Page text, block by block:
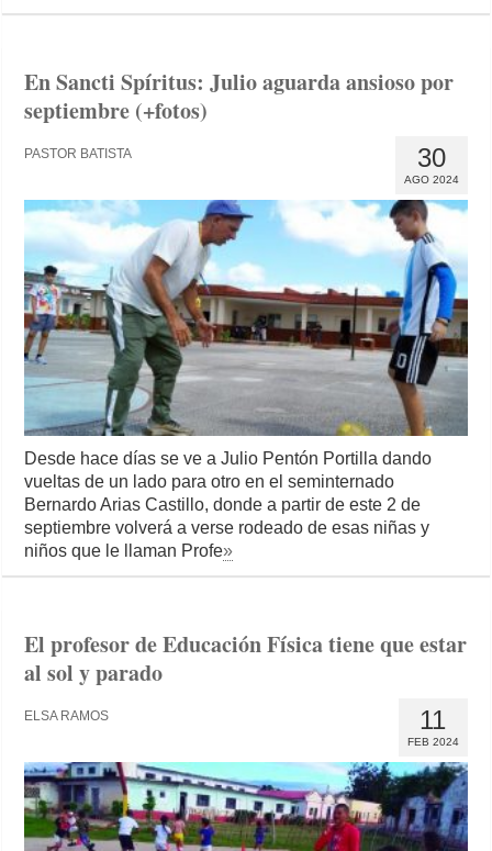
En Sancti Spíritus: Julio aguarda ansioso por
septiembre (+fotos)
30
AGO 2024
PASTOR BATISTA
Desde hace días se ve a Julio Pentón Portilla dando
vueltas de un lado para otro en el seminternado
Bernardo Arias Castillo, donde a partir de este 2 de
septiembre volverá a verse rodeado de esas niñas y
niños que le llaman Profe»
El profesor de Educación Física tiene que estar
al sol y parado
11
FEB 2024
ELSA RAMOS